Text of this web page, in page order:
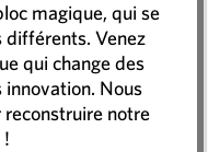
magique, qui se
différents. Venez
qui change des
innovation. Nous
notre
!